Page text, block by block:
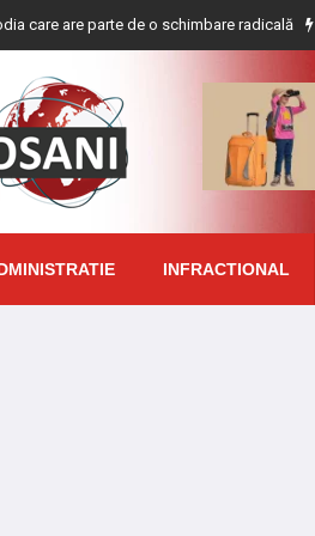
parte de o schimbare radicală Cum îți
INFRACTIONAL